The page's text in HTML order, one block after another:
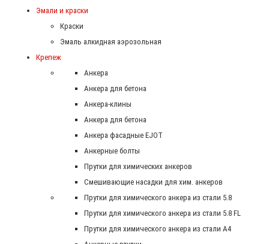
Эмали и краски
Краски
Эмаль алкидная аэрозольная
Крепеж
Анкера
Анкера для бетона
Анкера-клины
Анкера для бетона
Анкера фасадные EJOT
Анкерные болты
Прутки для химических анкеров
Смешивающие насадки для хим. анкеров
Прутки для химического анкера из стали 5.8
Прутки для химического анкера из стали 5.8 FL
Прутки для химического анкера из стали А4